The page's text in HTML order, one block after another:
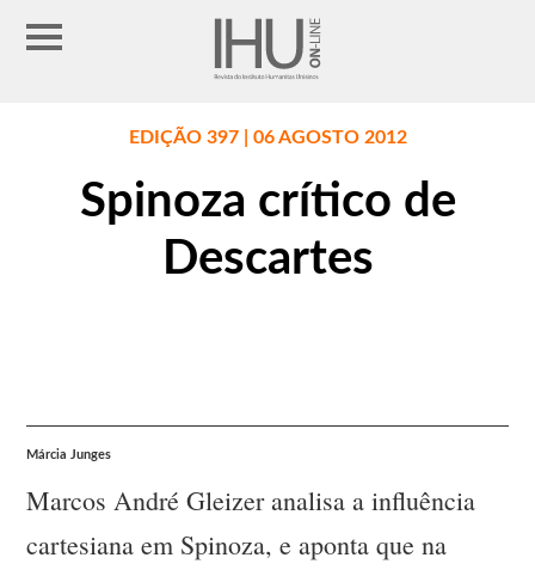
EDIÇÃO 397 | 06 AGOSTO 2012
Spinoza crítico de
Descartes
Márcia Junges
Marcos André Gleizer analisa a influência
cartesiana em Spinoza, e aponta que na